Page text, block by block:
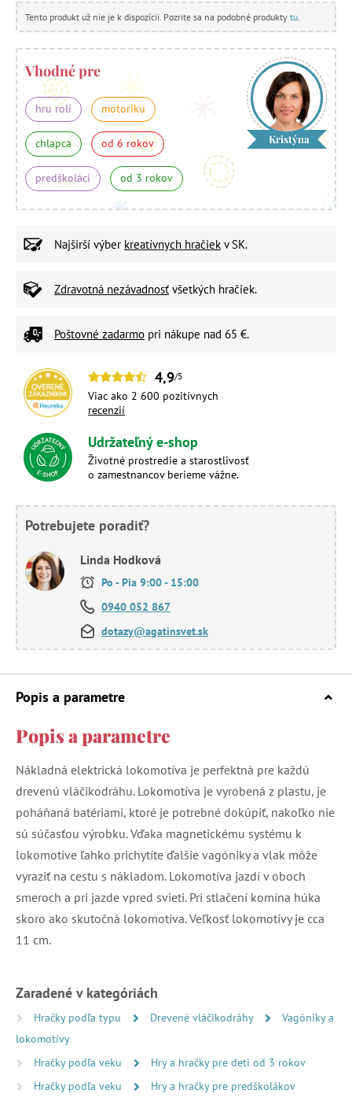
Tento produkt už nie je k dispozícii. Pozrite sa na podobné produkty tu
Vhodné pre
hru rolí motoriku
chlapca od 6 rokov
predškoláci od 3 rokov
Kristýna
Najširší výber kreatívnych hračiek v SK.
Zdravotná nezávadnosť všetkých hračiek.
Poštovné zadarmo pri nákupe nad 65 €.
4,9/5
Viac ako 2 600 pozitívnych
recenzií
Udržateľný e-shop
Životné prostredie a starostlivosť
o zamestnancov berieme vážne.
Potrebujete poradiť?
Linda Hodková
Po - Pia 9:00 - 15:00
0940 052 867
dotazy@agatinsvet.sk
Popis a parametre
Popis a parametre
Nákladná elektrická lokomotíva je perfektná pre každú
drevenú vláčikodráhu. Lokomotíva je vyrobená z plastu, je
poháňaná batériami, ktoré je potrebné dokúpiť, nakoľko nie
sú súčasťou výrobku. Vďaka magnetickému systému k
lokomotíve ľahko prichytíte ďalšie vagóniky a vlak môže
vyraziť na cestu s nákladom. Lokomotíva jazdí v oboch
smeroch a pri jazde vpred svieti. Pri stlačení komína húka
skoro ako skutočná lokomotíva. Veľkosť lokomotívy je cca
11 cm.
Zaradené v kategóriách
Hračky podľa typu Drevené vláčikodráhy
Vagóniky a
lokomotívy
Hračky podľa veku
Hry a hračky pre deti od 3 rokov
Hračky podľa veku
Hry a hračky pre predškolákov